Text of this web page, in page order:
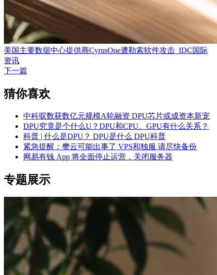
美国主要数据中心提供商CyrusOne遭勒索软件攻击_IDC国际
资讯
下一篇
猜你喜欢
中科驭数获数亿元规模A轮融资 DPU芯片或成资本新宠
DPU究竟是个什么U？DPU和CPU、GPU有什么关系？
科普 | 什么是DPU？ DPU是什么 DPU科普
紧急提醒：樊云可能出事了 VPS和独服 请尽快备份
网易有钱 App 将全面停止运营，关闭服务器
专题展示